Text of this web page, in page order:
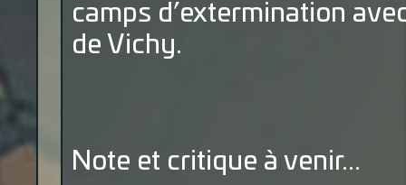
camps d’extermination
de Vichy.
Note et critique à venir...